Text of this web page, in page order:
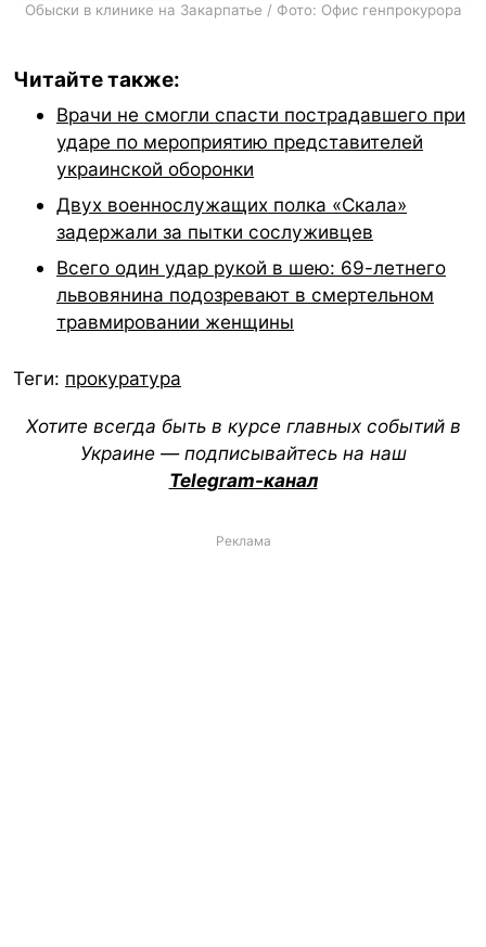
Обыски в клинике на Закарпатье / Фото: Офис генпрокурора
Читайте также:
Врачи не смогли спасти пострадавшего при
ударе по мероприятию представителей
украинской оборонки
Двух военнослужащих полка «Скала»
задержали за пытки сослуживцев
Всего один удар рукой в шею: 69-летнего
львовянина подозревают в смертельном
травмировании женщины
Теги: прокуратура
Хотите всегда быть в курсе главных событий в
Украине — подписывайтесь на наш
Telegram-канал
Реклама